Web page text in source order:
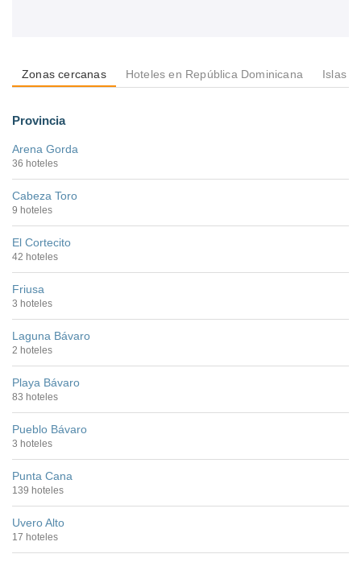
Zonas cercanas Hoteles en República Dominicana Islas
Provincia
Arena Gorda
36 hoteles
Cabeza Toro
9 hoteles
El Cortecito
42 hoteles
Friusa
3 hoteles
Laguna Bávaro
2 hoteles
Playa Bávaro
83 hoteles
Pueblo Bávaro
3 hoteles
Punta Cana
139 hoteles
Uvero Alto
17 hoteles